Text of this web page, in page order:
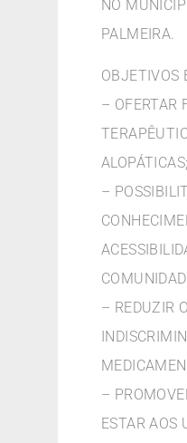
NO
PALMEIRA.
OBJETIVOS
– OFERTAR
ALOPÁTICAS;
–
– REDUZIR
–
ESTAR AOS